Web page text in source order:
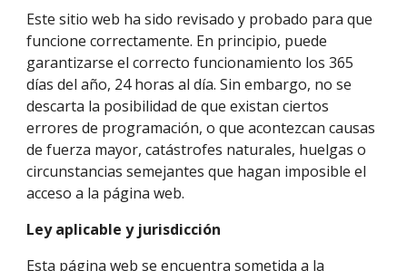
Este sitio web ha sido revisado y probado para que
funcione correctamente. En principio, puede
garantizarse el correcto funcionamiento los 365
días del año, 24 horas al día. Sin embargo, no se
descarta la posibilidad de que existan ciertos
errores de programación, o que acontezcan causas
de fuerza mayor, catástrofes naturales, huelgas o
circunstancias semejantes que hagan imposible el
acceso a la página web.
Ley aplicable y jurisdicción
Esta página web se encuentra sometida a la